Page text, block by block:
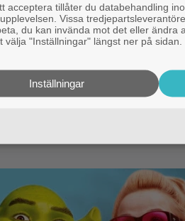
första
acceptera tillåter du databehandling
Vissa
du kan invända mot det eller ändra
välja "Inställningar" längst ner på sidan.
Inställningar